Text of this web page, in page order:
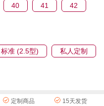
40 41
42
标准 (2.5型) 私人定制
定制商品 15天发货